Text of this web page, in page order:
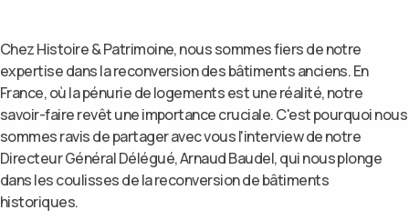
Chez Histoire & Patrimoine, nous sommes fiers de notre
expertise dans la reconversion des bâtiments anciens. En
France, où la pénurie de logements est une réalité, notre
savoir-faire revêt une importance cruciale. C'est pourquoi nous
sommes ravis de partager avec vous l'interview de notre
Directeur Général Délégué, Arnaud Baudel, qui nous plonge
dans les coulisses de la reconversion de bâtiments
historiques.